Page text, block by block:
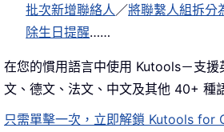
批次新增聯絡人 ／將聯繫人組拆分
除生日提醒……
在您的慣用語言中使用 Kutools－支援
文、德文、法文、中文及其他 40+ 種
只需單擊一次，立即解鎖 Kutools for